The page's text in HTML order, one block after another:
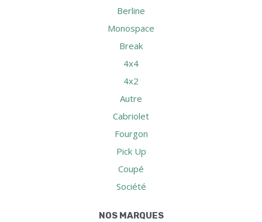
Berline
Monospace
Break
4x4
4x2
Autre
Cabriolet
Fourgon
Pick Up
Coupé
Société
NOS MARQUES